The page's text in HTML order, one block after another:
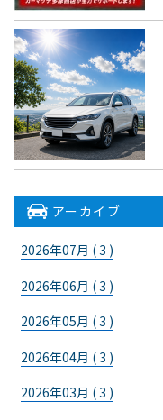
アーカイブ
2026年07月 ( 3 )
2026年06月 ( 3 )
2026年05月 ( 3 )
2026年04月 ( 3 )
2026年03月 ( 3 )